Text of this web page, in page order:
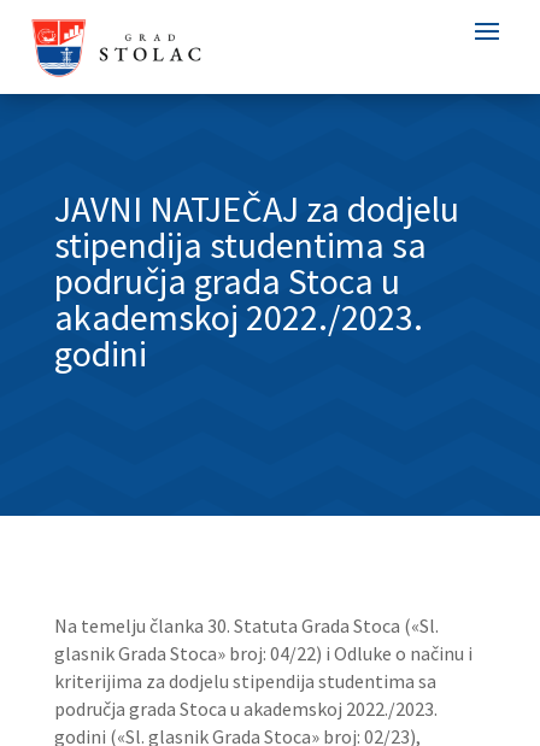
JAVNI NATJEČAJ za dodjelu
stipendija studentima sa
područja grada Stoca u
akademskoj 2022./2023.
godini
Na temelju članka 30. Statuta Grada Stoca («Sl.
glasnik Grada Stoca» broj: 04/22) i Odluke o načinu i
kriterijima za dodjelu stipendija studentima sa
područja grada Stoca u akademskoj 2022./2023.
godini («Sl. glasnik Grada Stoca» broj: 02/23),